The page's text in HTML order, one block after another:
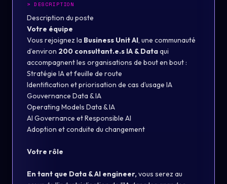
>DESCRIPTION
Description du poste
Votre équipe
Vous rejoignez la Business Unit AI, une communauté
d’environ 200 consultant.e.s IA & Dataqui
accompagnent les organisations de bout en bout :
Stratégie IA et feuille de route
Identification et priorisation de cas d’usage IA
Gouvernance Data & IA
Operating Models Data & IA
AI Governance et Responsible AI
Adoption et conduite du changement
Votre rôle
En tant que Data & AI engineer,vous serez au